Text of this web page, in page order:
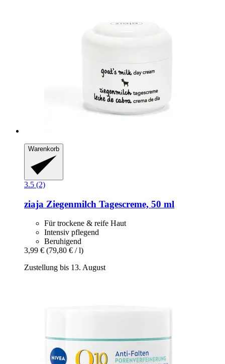
Warenkorb
3.5 (2)
ziaja Ziegenmilch Tagescreme, 50 ml
Für trockene & reife Haut
Intensiv pflegend
Beruhigend
3,99 € (79,80 € / l)
Zustellung bis 13. August